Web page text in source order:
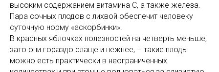
высоким содержанием витамина С, а также железа.
Пара сочных плодов с лихвой обеспечит человеку
суточную норму «аскорбинки».
В красных яблочках полезностей на четверть меньше,
зато они гораздо слаще и нежнее, – такие плоды
можно есть практически в неограниченных